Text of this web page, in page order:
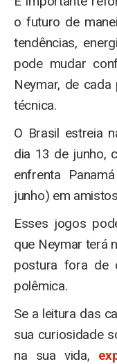
o futuro de
tendências,
pode mudar
Neymar, de
técnica.
O Brasil estreia
dia 13 de junho,
enfrenta
junho) em
Esses jogos
que Neymar terá
postura fora de
polêmica.
Se a leitura das
sua curiosidade
na sua vida,